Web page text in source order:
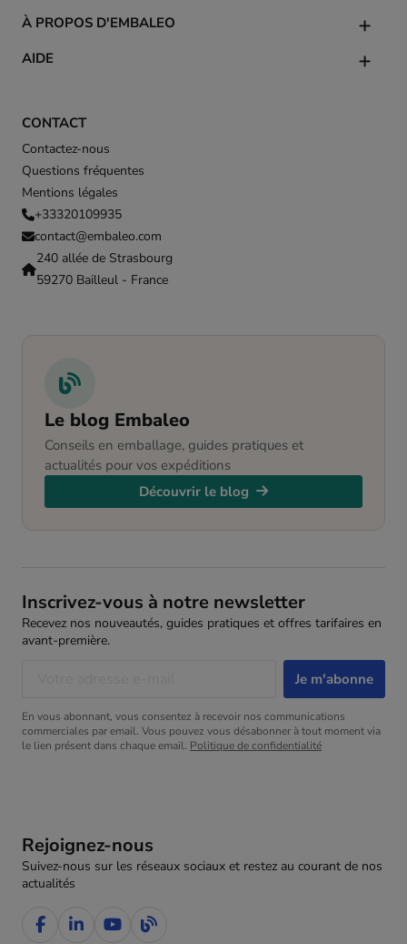
CONTACT
Contactez-nous
Questions fréquentes
Mentions légales
+33320109935
contact@embaleo.com
240 allée de Strasbourg
59270 Bailleul - France
À PROPOS D'EMBALEO
AIDE
Le blog Embaleo
Conseils en emballage, guides pratiques et
actualités pour vos expéditions
Découvrir le blog
Rejoignez-nous
Suivez-nous sur les réseaux sociaux et restez au courant de nos
actualités
Inscrivez-vous à notre newsletter
Recevez nos nouveautés, guides pratiques et offres tarifaires en
avant-première.
En vous abonnant, vous consentez à recevoir nos communications
commerciales par email. Vous pouvez vous désabonner à tout moment via
le lien présent dans chaque email. Politique de confidentialité